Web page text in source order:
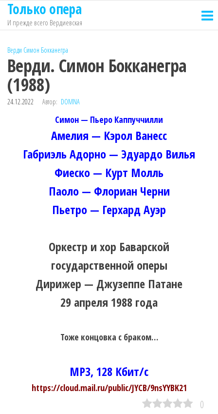
Перейти
содержимому
Только опера
И прежде всего Вердиевская
Верди Симон Бокканегра
Верди. Симон Бокканегра
(1988)
24.12.2022 Автор: DOMNA
Симон — Пьеро Каппуччилли
Амелия — Кэрол Ванесс
Габриэль Адорно — Эдуардо Вилья
Фиеско — Курт Молль
Паоло — Флориан Черни
Пьетро — Герхард Ауэр
Оркестр и хор Баварской
государственной оперы
Дирижер — Джузеппе Патане
29 апреля 1988 года
Тоже концовка с браком…
MP3, 128 Кбит/с
https://cloud.mail.ru/public/JYCB/9nsYYBK21
0